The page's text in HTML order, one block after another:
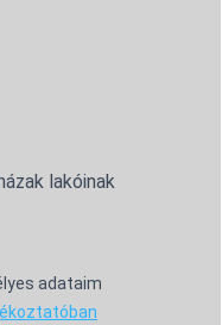
lakóinak
adataim